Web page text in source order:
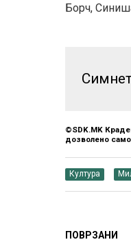
Борч,
©SDK.MK
дозволено
Култура
ПОВРЗАНИ